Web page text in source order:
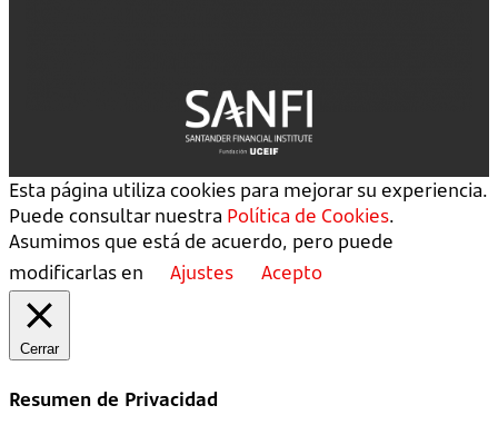
Esta página utiliza cookies para mejorar su experiencia.
Puede consultar nuestra Política de Cookies.
Asumimos que está de acuerdo, pero puede
modificarlas en
Ajustes Acepto
Cerrar
Resumen de Privacidad